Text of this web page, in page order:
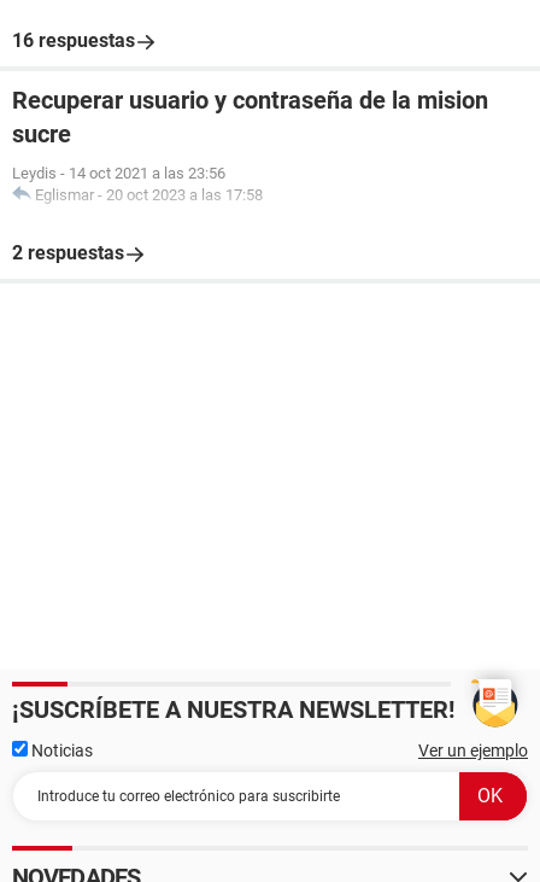
16 respuestas
Recuperar usuario y contraseña de la mision
sucre
Leydis - 14 oct 2021 a las 23:56
Eglismar - 20 oct 2023 a las 17:58
2 respuestas
¡SUSCRÍBETE A NUESTRA NEWSLETTER!
Noticias Ver un ejemplo